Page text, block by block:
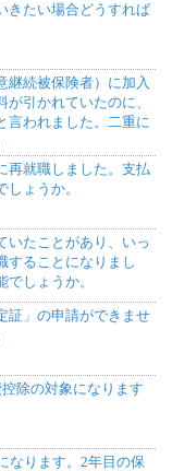
きたい場合どうすれば
継続被保険者）に加入
引かれていたのに、
言われました。二重に
再就職しました。支払
ょうか。
いたことがあり、いっ
することになりまし
しょうか。
証」の申請ができませ
除の対象になります
なります。2年目の保